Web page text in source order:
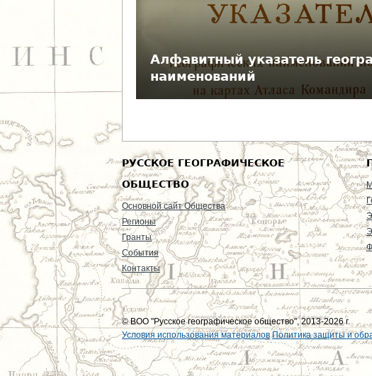
Алфавитный указатель
наименований
РУССКОЕ ГЕОГРАФИЧЕСКОЕ
ОБЩЕСТВО
Основной сайт Общества
Регионы
Гранты
События
Контакты
© ВОО "Русское географическое общество", 2013-2026 г.
Условия использования материалов Политика защиты и